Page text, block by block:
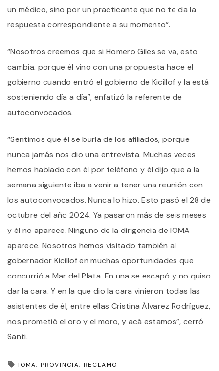
un médico, sino por un practicante que no te da la
respuesta correspondiente a su momento”.
“Nosotros creemos que si Homero Giles se va, esto
cambia, porque él vino con una propuesta hace el
gobierno cuando entró el gobierno de Kicillof y la está
sosteniendo día a día”, enfatizó la referente de
autoconvocados.
“Sentimos que él se burla de los afiliados, porque
nunca jamás nos dio una entrevista. Muchas veces
hemos hablado con él por teléfono y él dijo que a la
semana siguiente iba a venir a tener una reunión con
los autoconvocados. Nunca lo hizo. Esto pasó el 28 de
octubre del año 2024. Ya pasaron más de seis meses
y él no aparece. Ninguno de la dirigencia de IOMA
aparece. Nosotros hemos visitado también al
gobernador Kicillof en muchas oportunidades que
concurrió a Mar del Plata. En una se escapó y no quiso
dar la cara. Y en la que dio la cara vinieron todas las
asistentes de él, entre ellas Cristina Álvarez Rodríguez,
nos prometió el oro y el moro, y acá estamos”, cerró
Santi.
IOMA PROVINCIA RECLAMO